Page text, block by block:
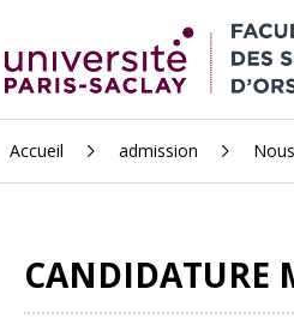
Accueil admission
CANDIDATURE